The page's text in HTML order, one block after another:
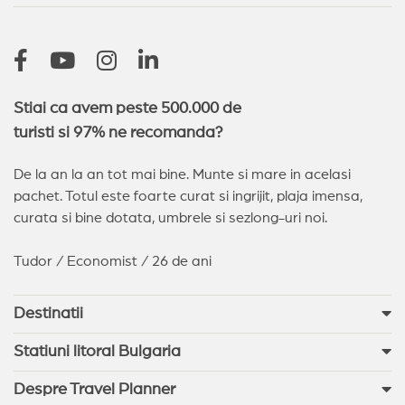
Pomorie (4) Sunny Day
Stiai ca avem peste 500.000 de
turisti si 97% ne recomanda?
De la an la an tot mai bine. Munte si mare in acelasi
pachet. Totul este foarte curat si ingrijit, plaja imensa,
curata si bine dotata, umbrele si sezlong-uri noi.
Tudor / Economist / 26 de ani
Destinatii
Statiuni litoral Bulgaria
Despre Travel Planner